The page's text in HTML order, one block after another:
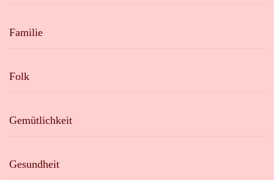
Familie
Folk
Gemütlichkeit
Gesundheit